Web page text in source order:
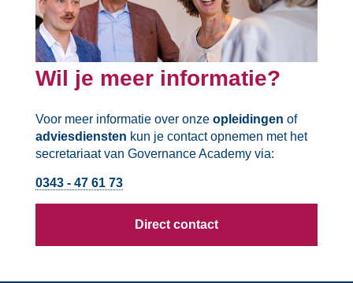
Wil je meer informatie?
Voor meer informatie over onze opleidingen of
adviesdiensten kun je contact opnemen met het
secretariaat van Governance Academy via:
0343 - 47 61 73
Direct contact